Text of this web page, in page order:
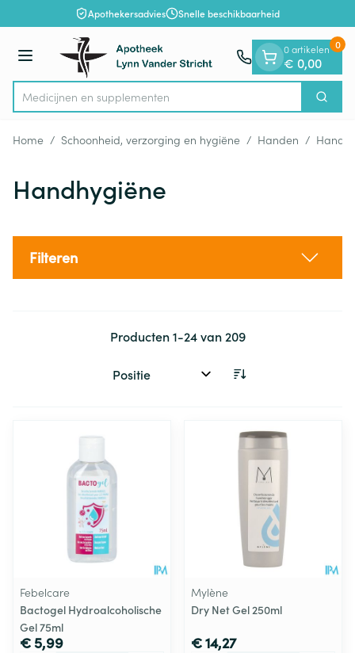
Ga naar de inhoudApothekersadvies Snelle beschikbaarheid
Menu
Product, merk, categorie...
Medicij Zoek
0 artikelen
€ 0,00
0
Home / Schoonheid, verzorging en hygiëne / Handen /
Handhygiëne
Filteren
Producten1-24van 209
Sorteer op:
Febelcare
Bactogel Hydroalcoholische
Gel 75ml
€ 5,99
Mylène
Dry Net Gel 250ml
€ 14,27